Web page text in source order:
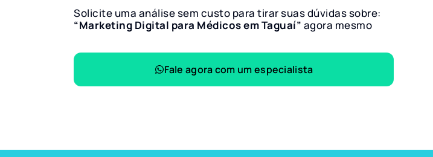
Solicite uma análise sem custo para tirar suas dúvidas sobre:
“Marketing Digital para Médicos em Taguaí” agora mesmo
Fale agora com um especialista